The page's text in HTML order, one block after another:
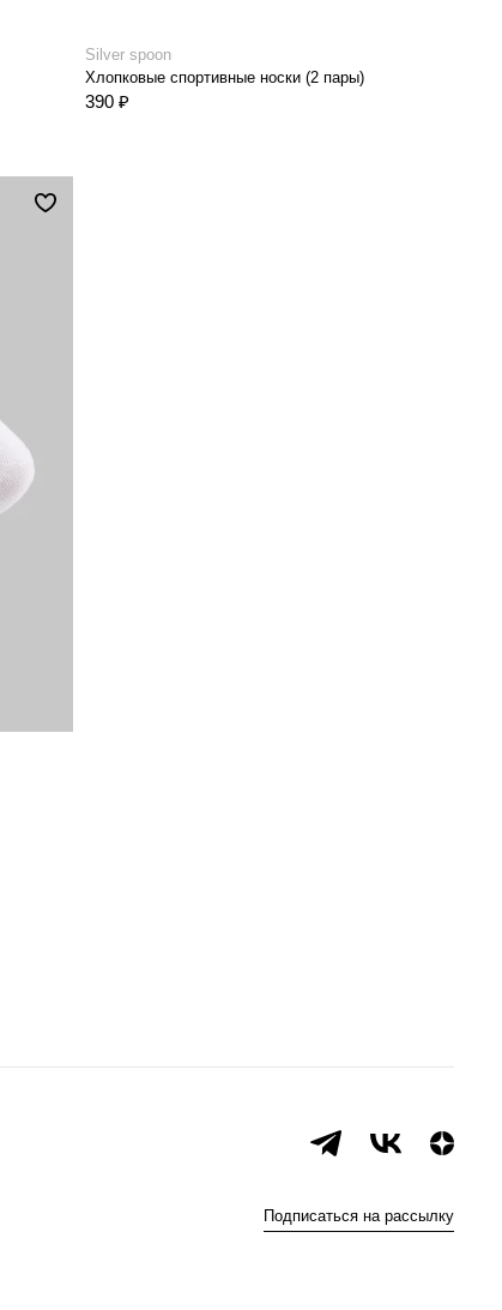
Silver spoon
Хлопковые спортивные носки (2 пары)
390 ₽
Подписаться на рассылку